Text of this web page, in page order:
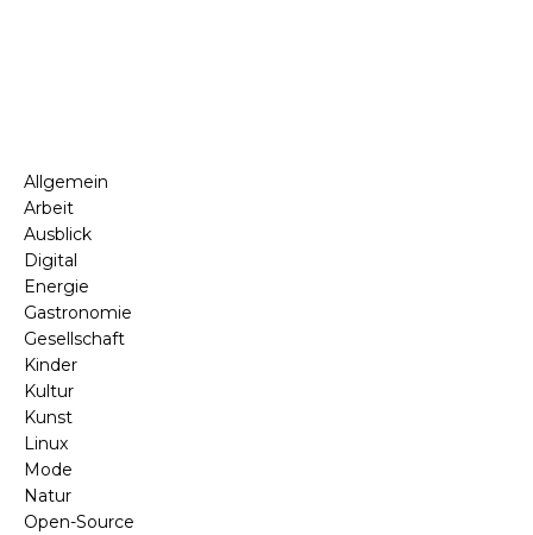
Allgemein
Arbeit
Ausblick
Digital
Energie
Gastronomie
Gesellschaft
Kinder
Kultur
Kunst
Linux
Mode
Natur
Open-Source